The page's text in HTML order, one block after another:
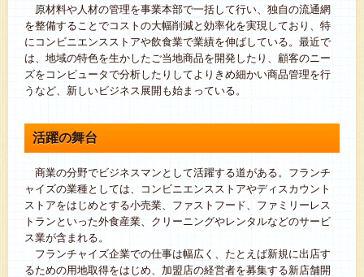
原材料や人材の管理を事業本部で一括して行い、独自の流通網
を整備することでコストの大幅削減と効率化を実現しており、特
にコンビニエンスストアや飲食業で業績を伸ばしている。最近で
は、地域の特色を生かしたご当地商品を開発したり、顧客のニー
ズをコンピュータで分析したりしてよりきめ細かい商品管理を行
うなど、新しいビジネス展開も始まっている。
活躍の舞台
商業の分野でビジネスマンとして活躍する道がある。フランチ
ャイズの業種としては、コンビニエンスストアやディスカウント
ストアをはじめとする小売業、ファストフード、ファミリーレス
トランといった外食産業、クリーニングやレンタルなどのサービ
ス業が含まれる。
フランチャイズ企業での仕事は幅広く、たとえば新規に出店す
るための用地取得をはじめ、加盟店の経営者を募集する新店舗開